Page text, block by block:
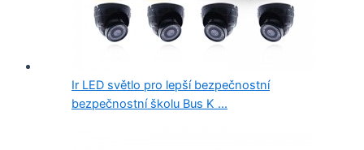
Ir LED světlo pro lepší bezpečnostní
bezpečnostní školu Bus K ...